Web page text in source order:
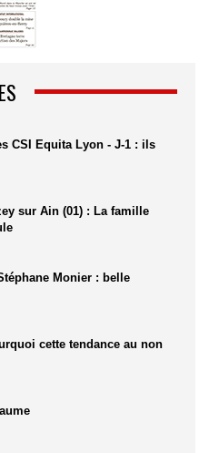
CSI Equita Lyon - J-1 : ils
sur Ain (01) : La famille
Monier : belle
cette tendance au non